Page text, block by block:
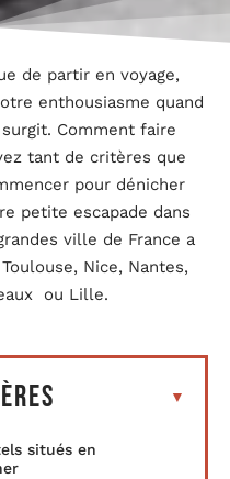
de partir en voyage,
enthousiasme quand
Comment faire
tant de critères que
pour dénicher
petite escapade dans
ville de France a
Nice, Nantes,
ou Lille.
situés en